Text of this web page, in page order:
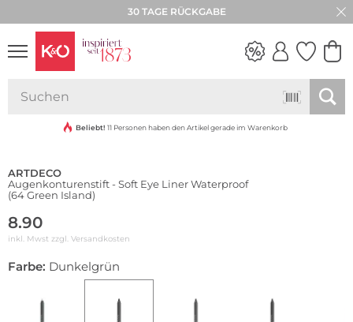
30 TAGE RÜCKGABE
VIBES
Wasserfest
Beliebt! 11 Personen haben den Artikel gerade im Warenkorb
ARTDECO
Augenkonturenstift - Soft Eye Liner Waterproof
(64 Green Island)
8.90
inkl. Mwst zzgl. Versandkosten
Farbe: Dunkelgrün